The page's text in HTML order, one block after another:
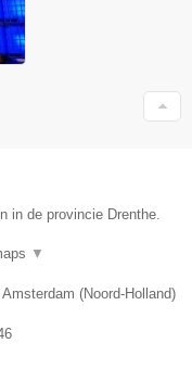
in de provincie Drenthe.
▼
Amsterdam (Noord-Holland)